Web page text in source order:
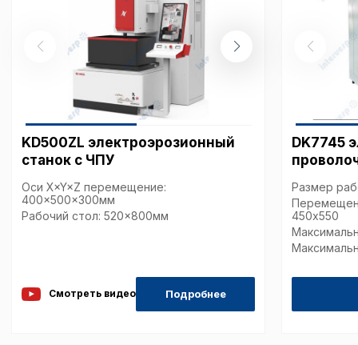
KD500ZL электроэрозионный
станок с ЧПУ
Оси X×Y×Z перемещение:
400×500×300мм
Рабочий стол: 520×800мм
Смотреть видео Подробнее
DK7745
Размер
450х550